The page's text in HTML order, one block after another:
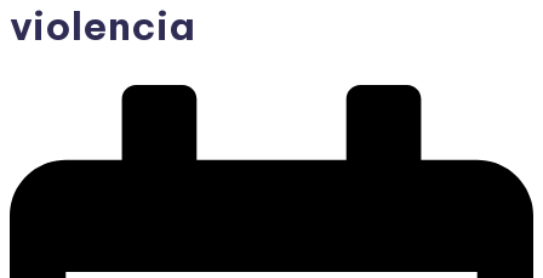
violencia